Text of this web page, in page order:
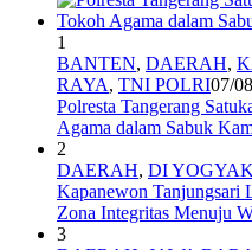
1
BANTEN, DAERAH,
RAYA, TNI POLRI07/
Polresta Tangerang
Agama dalam Sabuk
2
DAERAH, DI
Kapanewon Tanjungsari
Zona Integritas Menuju
3